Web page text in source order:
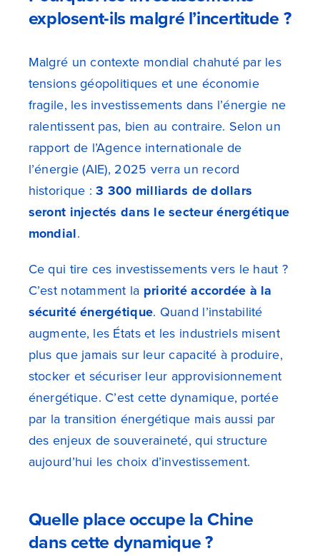
explosent-ils malgré l’incertitude ?
Malgré un contexte mondial chahuté par les
tensions géopolitiques et une économie
fragile, les investissements dans l’énergie ne
ralentissent pas, bien au contraire. Selon un
rapport de l’Agence internationale de
l’énergie (AIE), 2025 verra un record
historique :3 300 milliards de dollars
seront injectés dans le secteur énergétique
mondial.
Ce qui tire ces investissements vers le haut ?
C’est notamment la priorité accordée à la
sécurité énergétique. Quand l’instabilité
augmente, les États et les industriels misent
plus que jamais sur leur capacité à produire,
stocker et sécuriser leur approvisionnement
énergétique. C’est cette dynamique, portée
par la transition énergétique mais aussi par
des enjeux de souveraineté, qui structure
aujourd’hui les choix d’investissement.
Quelle place occupe la Chine
dans cette dynamique ?